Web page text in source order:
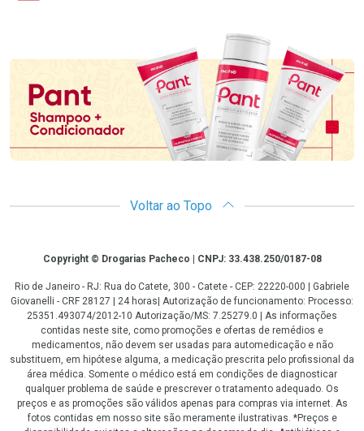
Promoção em Destaque
Voltar ao Topo
CopyrightCopyright © Drogarias Pacheco | CNPJ: 33.438.250/0187-08
Rio de Janeiro - RJ: Rua do Catete, 300 - Catete - CEP: 22220-000 | Gabriele
Giovanelli - CRF 28127 | 24 horas| Autorização de funcionamento: Processo:
25351.493074/2012-10 Autorização/MS: 7.25279.0 | As informações
contidas neste site, como promoções e ofertas de remédios e
medicamentos, não devem ser usadas para automedicação e não
substituem, em hipótese alguma, a medicação prescrita pelo profissional da
área médica. Somente o médico está em condições de diagnosticar
qualquer problema de saúde e prescrever o tratamento adequado. Os
preços e as promoções são válidos apenas para compras via internet. As
fotos contidas em nosso site são meramente ilustrativas. *Preços e